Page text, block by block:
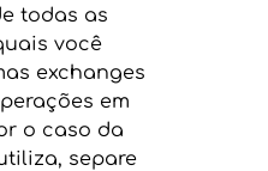
todas as
você
exchanges
em
o caso da
separe